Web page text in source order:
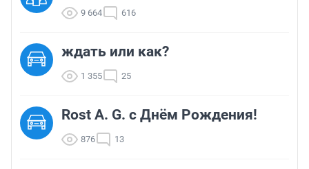
9 664 616
ждать или как?
1 355 25
Rost A. G. с Днём Рождения!
876 13